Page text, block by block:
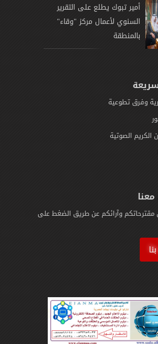
أمير تبوك يطلع على التقرير
السنوي لأعمال مركز "وقاء"
بالمنطقة
وفرق تطوعية
الكريم الصوتية
مقترحاتكم وآرائكم عن طريق الضغط على